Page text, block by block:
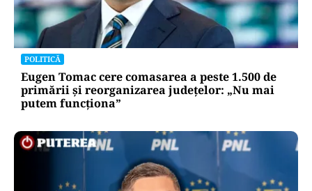
POLITICĂ
Eugen Tomac cere comasarea a peste 1.500 de
primării și reorganizarea județelor: „Nu mai
putem funcționa”